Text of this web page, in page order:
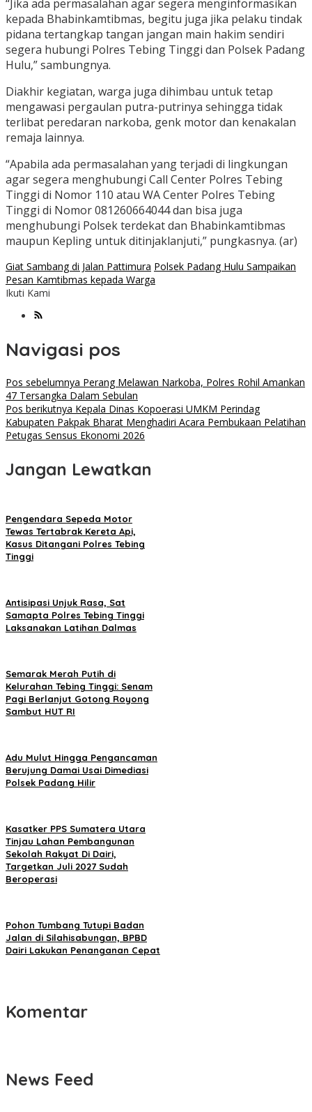
“Jika ada permasalahan agar segera menginformasikan
kepada Bhabinkamtibmas, begitu juga jika pelaku tindak
pidana tertangkap tangan jangan main hakim sendiri
segera hubungi Polres Tebing Tinggi dan Polsek Padang
Hulu,” sambungnya.
Diakhir kegiatan, warga juga dihimbau untuk tetap
mengawasi pergaulan putra-putrinya sehingga tidak
terlibat peredaran narkoba, genk motor dan kenakalan
remaja lainnya.
“Apabila ada permasalahan yang terjadi di lingkungan
agar segera menghubungi Call Center Polres Tebing
Tinggi di Nomor 110 atau WA Center Polres Tebing
Tinggi di Nomor 081260664044 dan bisa juga
menghubungi Polsek terdekat dan Bhabinkamtibmas
maupun Kepling untuk ditinjaklanjuti,” pungkasnya. (ar)
Giat Sambang di Jalan Pattimura Polsek Padang Hulu Sampaikan
Pesan Kamtibmas kepada Warga
Ikuti Kami
Navigasi pos
Pos sebelumnya Perang Melawan Narkoba, Polres Rohil Amankan
47 Tersangka Dalam Sebulan
Pos berikutnya Kepala Dinas Kopoerasi UMKM Perindag
Kabupaten Pakpak Bharat Menghadiri Acara Pembukaan Pelatihan
Petugas Sensus Ekonomi 2026
Jangan Lewatkan
Pengendara Sepeda Motor
Tewas Tertabrak Kereta Api,
Kasus Ditangani Polres Tebing
Tinggi
Antisipasi Unjuk Rasa, Sat
Samapta Polres Tebing Tinggi
Laksanakan Latihan Dalmas
Semarak Merah Putih di
Kelurahan Tebing Tinggi: Senam
Pagi Berlanjut Gotong Royong
Sambut HUT RI
Adu Mulut Hingga Pengancaman
Berujung Damai Usai Dimediasi
Polsek Padang Hilir
Kasatker PPS Sumatera Utara
Tinjau Lahan Pembangunan
Sekolah Rakyat Di Dairi,
Targetkan Juli 2027 Sudah
Beroperasi
Pohon Tumbang Tutupi Badan
Jalan di Silahisabungan, BPBD
Dairi Lakukan Penanganan Cepat
Komentar
News Feed